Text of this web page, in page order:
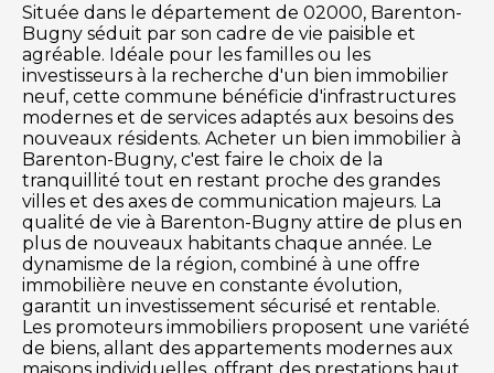
Située dans le département de 02000, Barenton-
Bugny séduit par son cadre de vie paisible et
agréable. Idéale pour les familles ou les
investisseurs à la recherche d'un bien immobilier
neuf, cette commune bénéficie d'infrastructures
modernes et de services adaptés aux besoins des
nouveaux résidents. Acheter un bien immobilier à
Barenton-Bugny, c'est faire le choix de la
tranquillité tout en restant proche des grandes
villes et des axes de communication majeurs. La
qualité de vie à Barenton-Bugny attire de plus en
plus de nouveaux habitants chaque année. Le
dynamisme de la région, combiné à une offre
immobilière neuve en constante évolution,
garantit un investissement sécurisé et rentable.
Les promoteurs immobiliers proposent une variété
de biens, allant des appartements modernes aux